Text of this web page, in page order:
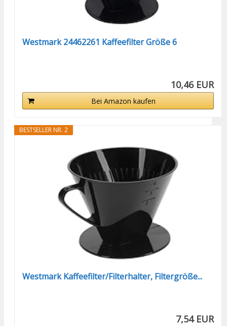
Westmark 24462261 Kaffeefilter Größe 6
10,46 EUR
Bei Amazon kaufen
BESTSELLER NR. 2
Westmark Kaffeefilter/Filterhalter, Filtergröße...
7,54 EUR